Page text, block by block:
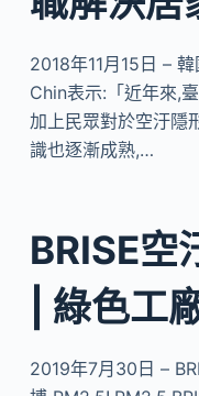
2018年11月15日 –
Chin表示:「近年來,
加上民眾對於空汙隱
識也逐漸成熟,…
BRISE空
| 綠色工
2019年7月30日 –